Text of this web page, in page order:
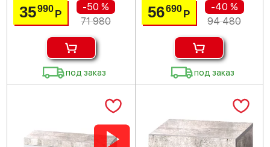
35990Р
-50 %
71 980
под заказ
56690 Р
-40 %
94 480
под заказ